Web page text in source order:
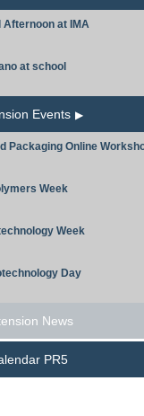
Afternoon at IMA
at school
Events
Packaging Online
Week
Week
Day
News
PR5